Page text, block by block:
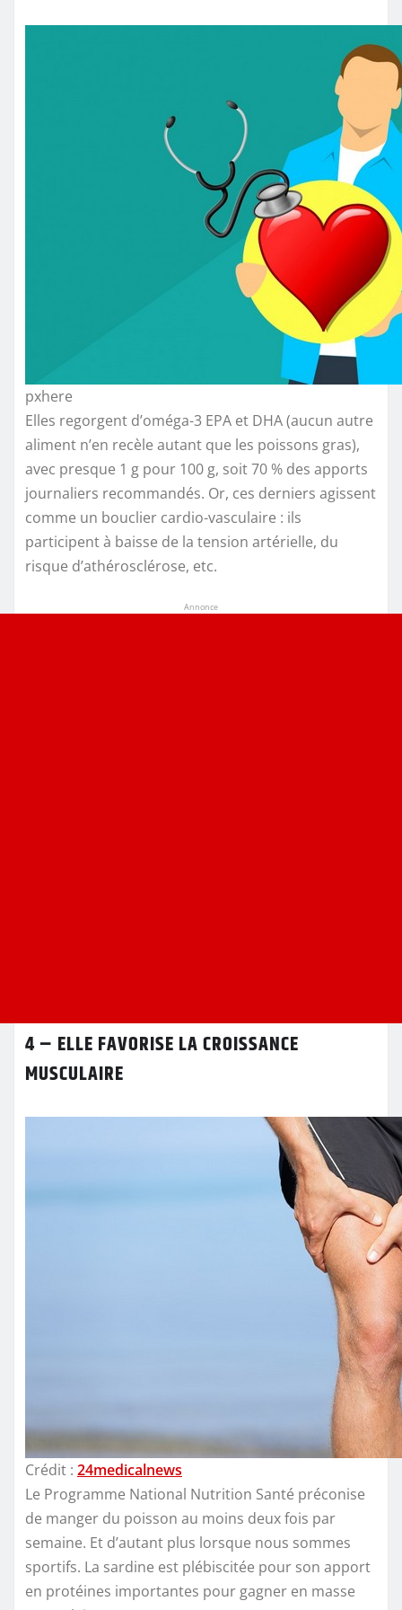
pxhere
Elles regorgent d’oméga-3 EPA et DHA (aucun autre
aliment n’en recèle autant que les poissons gras),
avec presque 1 g pour 100 g, soit 70 % des apports
journaliers recommandés. Or, ces derniers agissent
comme un bouclier cardio-vasculaire : ils
participent à baisse de la tension artérielle, du
risque d’athérosclérose, etc.
Annonce
4 – ELLE FAVORISE LA CROISSANCE
MUSCULAIRE
Crédit : 24medicalnews
Le Programme National Nutrition Santé préconise
de manger du poisson au moins deux fois par
semaine. Et d’autant plus lorsque nous sommes
sportifs. La sardine est plébiscitée pour son apport
en protéines importantes pour gagner en masse